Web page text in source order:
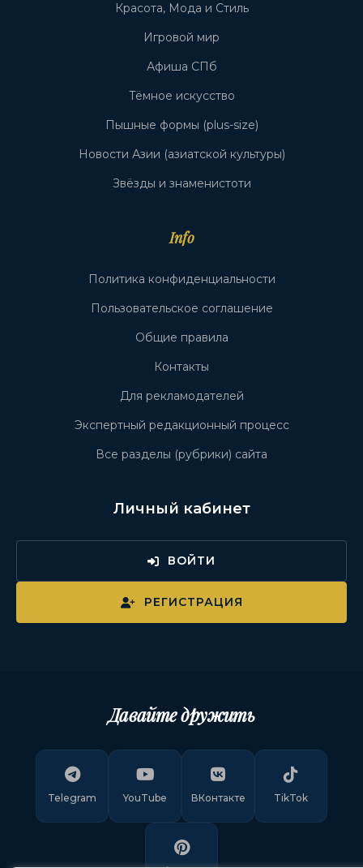
Красота, Мода и Стиль
Игровой мир
Афиша СПб
Тёмное искусство
Пышные формы (plus-size)
Новости Азии (азиатской культуры)
Звёзды и знаменистоти
Info
Политика конфиденциальности
Пользовательское соглашение
Общие правила
Контакты
Для рекламодателей
Экспертный редакционный процесс
Все разделы (рубрики) сайта
Личный кабинет
ВОЙТИ
РЕГИСТРАЦИЯ
Давайте дружить
Telegram YouTube ВКонтакте TikTok